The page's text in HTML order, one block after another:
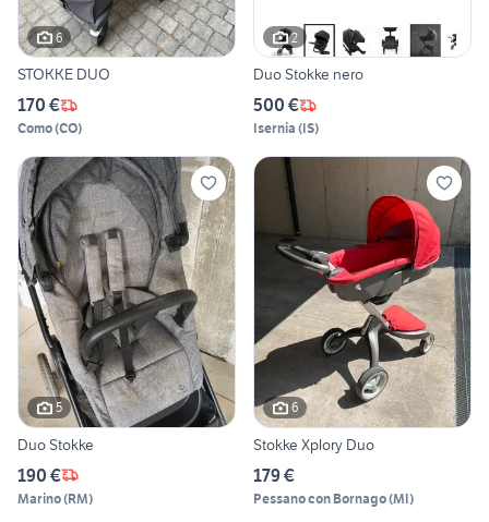
6
STOKKE DUO
170 €
Como(CO)
2
Duo Stokke nero
500 €
Isernia (IS)
5
Duo Stokke
190 €
Marino(RM)
6
Stokke Xplory Duo
179 €
Pessano con Bornago(MI)